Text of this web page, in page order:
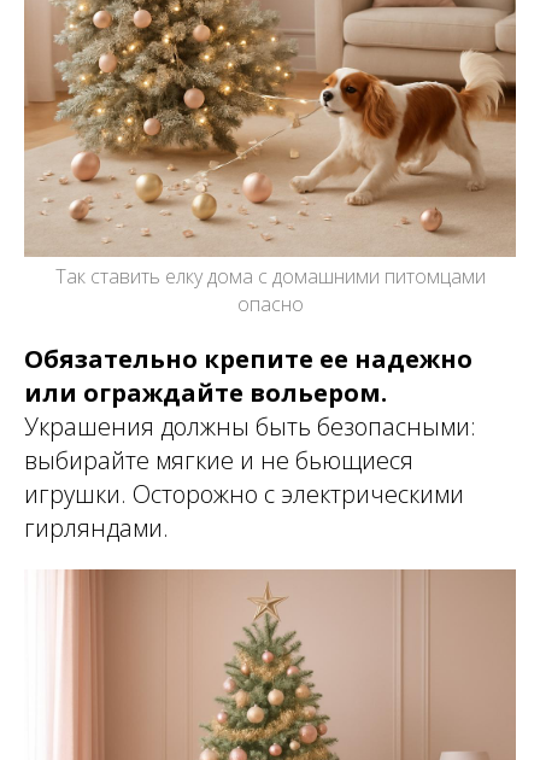
Так ставить елку дома с домашними питомцами
опасно
Обязательно крепите ее надежно
или ограждайте вольером.
Украшения должны быть безопасными:
выбирайте мягкие и не бьющиеся
игрушки. Осторожно с электрическими
гирляндами.